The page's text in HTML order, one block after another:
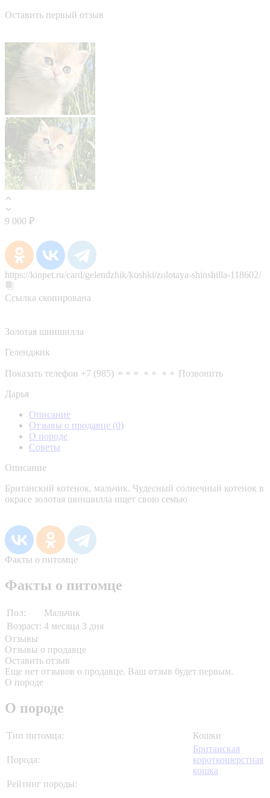
Оставить первый отзыв
9 000 ₽
https://kinpet.ru/card/gelendzhik/koshki/zolotaya-shinshilla-118602/
Ссылка скопирована
Золотая шиншилла
Геленджик
Показать телефон +7 (985) ⚬⚬⚬ ⚬⚬ ⚬⚬ Позвонить
Дарья
Описание
Отзывы о продавце (0)
О породе
Советы
Описание
Британский котенок, мальчик. Чудесный солнечный котенок в
окрасе золотая шиншилла ищет свою семью
Факты о питомце
Факты о питомце
Пол:
Мальчик
Возраст: 4 месяца 3 дня
Отзывы
Отзывы о продавце
Оставить отзыв
Еще нет отзывов о продавце. Ваш отзыв будет первым.
О породе
О породе
Тип питомца: Кошки
Порода:
Британская
короткошерстная
кошка
Рейтинг породы: